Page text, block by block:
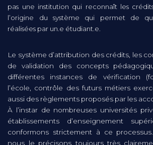
pas une institution qui reconnaît les
l’origine du système qui permet de
réalisées par un.e étudiant.e.
Le système d’attribution des crédits, les
de validation des concepts
différentes instances de vérification
l’école, contrôle des futurs métiers
aussi des règlements proposés par les
À l’instar de nombreuses universités
établissements d’enseignement
conformons strictement à ce
nous le précisons toujours très